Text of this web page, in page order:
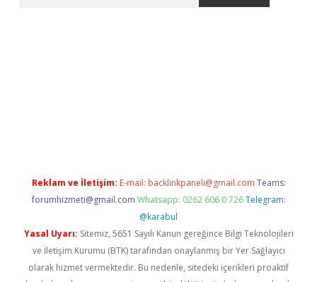
Reklam ve İletişim: E-mail: backlinkpaneli@gmail.com Teams:
forumhizmeti@gmail.com Whatsapp: 0262 606 0 726 Telegram:
@karabul
Yasal Uyarı: Sitemiz, 5651 Sayılı Kanun gereğince Bilgi Teknolojileri
ve İletişim Kurumu (BTK) tarafından onaylanmış bir Yer Sağlayıcı
olarak hizmet vermektedir. Bu nedenle, sitedeki içerikleri proaktif